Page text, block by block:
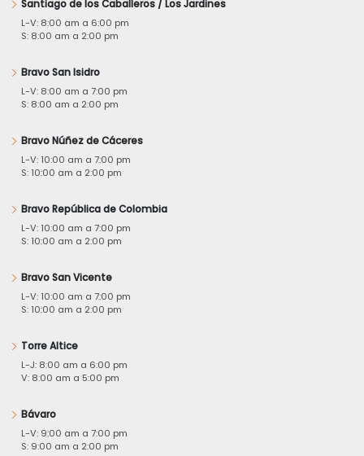
Santiago de los Caballeros / Los Jardines
L-V: 8:00 am a 6:00 pm
S: 8:00 am a 2:00 pm
Bravo San Isidro
L-V: 8:00 am a 7:00 pm
S: 8:00 am a 2:00 pm
Bravo Núñez de Cáceres
L-V: 10:00 am a 7:00 pm
S: 10:00 am a 2:00 pm
Bravo República de Colombia
L-V: 10:00 am a 7:00 pm
S: 10:00 am a 2:00 pm
Bravo San Vicente
L-V: 10:00 am a 7:00 pm
S: 10:00 am a 2:00 pm
Torre Altice
L-J: 8:00 am a 6:00 pm
V: 8:00 am a 5:00 pm
Bávaro
L-V: 9:00 am a 7:00 pm
S: 9:00 am a 2:00 pm